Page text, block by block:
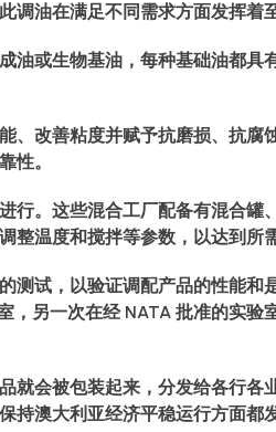
油在满足不同需求方面发挥着
油或生物基油，每种基础油都具
改善粘度并赋予抗磨损、抗腐
性。
行。这些混合工厂配备有混合罐
温度和搅拌等参数，以达到所
测试，以验证调配产品的性能和
另一次在经 NATA 批准的实验
就会被包装起来，分发给各行各
澳大利亚经济平稳运行方面都